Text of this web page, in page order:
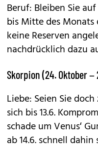
Beruf: Bleiben Sie
bis Mitte des
keine Reserven
nachdrücklich dazu
Skorpion (24. Oktober –
Liebe: Seien Sie
sich bis 13.6.
schade um Venus‘
ab 14.6. schnell dahin